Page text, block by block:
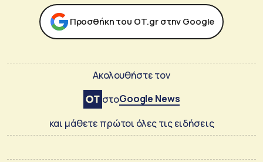
Προσθήκη του ΟΤ.gr στην Google
Ακολουθήστε τον
στοGoogle News
και μάθετε πρώτοι όλες τις ειδήσεις